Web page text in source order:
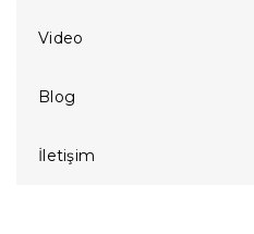
Video
Blog
İletişim